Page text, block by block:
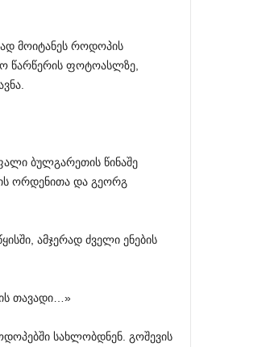
მოიტანეს როდოპის
წარწერის ფოტოასლზე,
ბულგარეთის წინაშე
ორდენითა და გეორგ
ამჯერად ძველი ენების
თავადი…»
სახლობდნენ. გოშევის